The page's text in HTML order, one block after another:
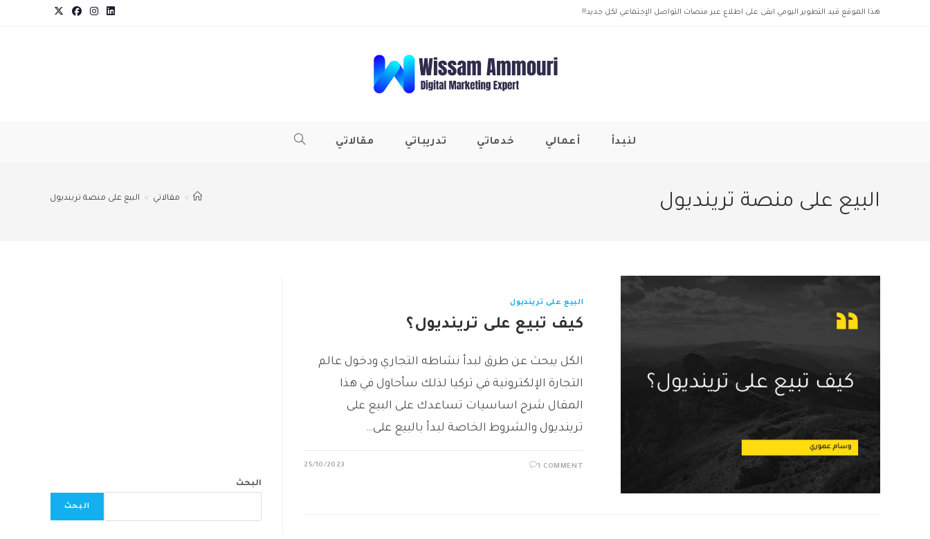
هذا الموقع قيد التطوير اليومي ابقى على اطلاع عبر منصات التواصل الإجتماعي لكل جديد!!
لنبدأ أعمالي خدماتي تدريباتي مقالاتي TOGGLE
البيع على منصة ترينديول > مقالاتي > البيع على منصة ترينديول
البيع على ترينديول
كيف تبيع على ترينديول؟
الكل يبحث عن طرق لبدأ نشاطه التجاري ودخول عالم
التجارة الإلكترونية في تركيا لذلك سأحاول في هذا
المقال شرح اساسيات تساعدك على البيع على
ترينديول والشروط الخاصة لبدأ بالبيع على…
1 COMMENT
25/10/2023
البحث
البحث